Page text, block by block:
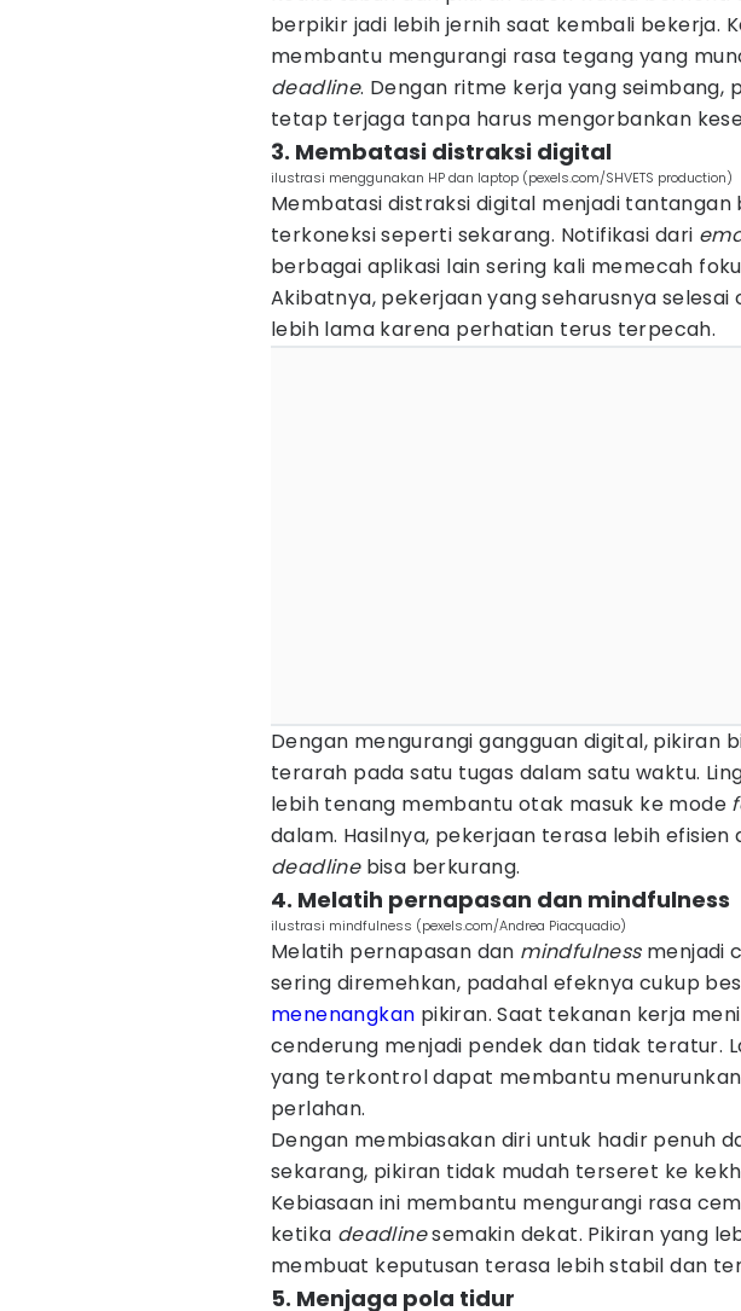
berpikir jadi lebih jernih saat kembali bekerja.
membantu mengurangi rasa tegang yang
deadline. Dengan ritme kerja yang seimbang,
tetap terjaga tanpa harus mengorbankan
3. Membatasi distraksi digital
ilustrasi menggunakan HP dan laptop (pexels.com/SHVETS production)
Membatasi distraksi digital menjadi tantangan
terkoneksi seperti sekarang. Notifikasi dari
berbagai aplikasi lain sering kali memecah
Akibatnya, pekerjaan yang seharusnya
lebih lama karena perhatian terus terpecah.
Dengan mengurangi gangguan digital, pikiran
terarah pada satu tugas dalam satu waktu.
lebih tenang membantu otak masuk ke mode
dalam. Hasilnya, pekerjaan terasa lebih
deadlinebisa berkurang.
4. Melatih pernapasan dan mindfulness
ilustrasi mindfulness (pexels.com/Andrea Piacquadio)
Melatih pernapasan dan mindfulnessmenjadi
sering diremehkan, padahal efeknya cukup
menenangkan pikiran. Saat tekanan kerja
cenderung menjadi pendek dan tidak teratur.
yang terkontrol dapat membantu
perlahan.
Dengan membiasakan diri untuk hadir penuh
sekarang, pikiran tidak mudah terseret ke
Kebiasaan ini membantu mengurangi rasa
ketika deadlinesemakin dekat. Pikiran yang
membuat keputusan terasa lebih stabil dan
5. Menjaga pola tidur